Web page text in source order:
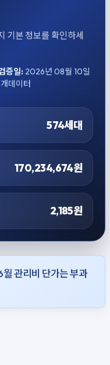
기본 정보를 확인하세
증일: 2026년 08월 10일
데이터
574세대
170,234,674원
2,185원
관리비 단가는 부과